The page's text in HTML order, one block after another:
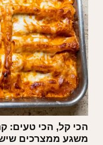
הכי קל, הכי טעים:
משגע ממצרכים